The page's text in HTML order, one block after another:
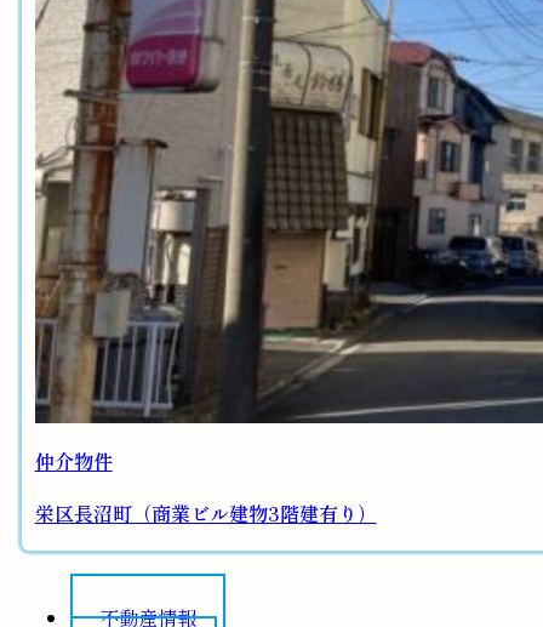
仲介物件
栄区長沼町（商業ビル建物3階建有り）
不動産情報